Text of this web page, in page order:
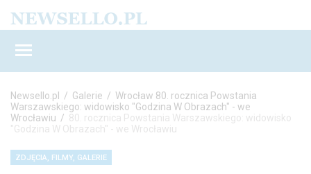
Newsello.pl / Galerie / Wrocław 80. rocznica Powstania
Warszawskiego: widowisko "Godzina W Obrazach" - we
Wrocławiu /
80. rocznica Powstania Warszawskiego: widowisko
"Godzina W Obrazach" - we Wrocławiu
ZDJĘCIA, FILMY, GALERIE